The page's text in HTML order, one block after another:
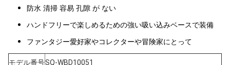
防水 清掃 容易 孔隙 が ない
ハンドフリーで楽しめるための強い吸い込みベースで装備
ファンタジー愛好家やコレクターや冒険家にとって
モデル番号SQ-WBD10051